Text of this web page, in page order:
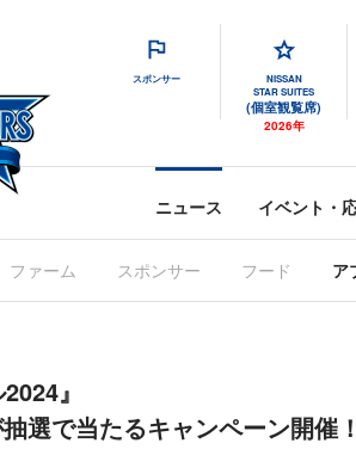
スポンサー
NISSAN
STAR SUITES
(個室観覧席)
2026年
ニュース イベント・
ファーム スポンサー フード ア
』
選で当たるキャンペーン開催！